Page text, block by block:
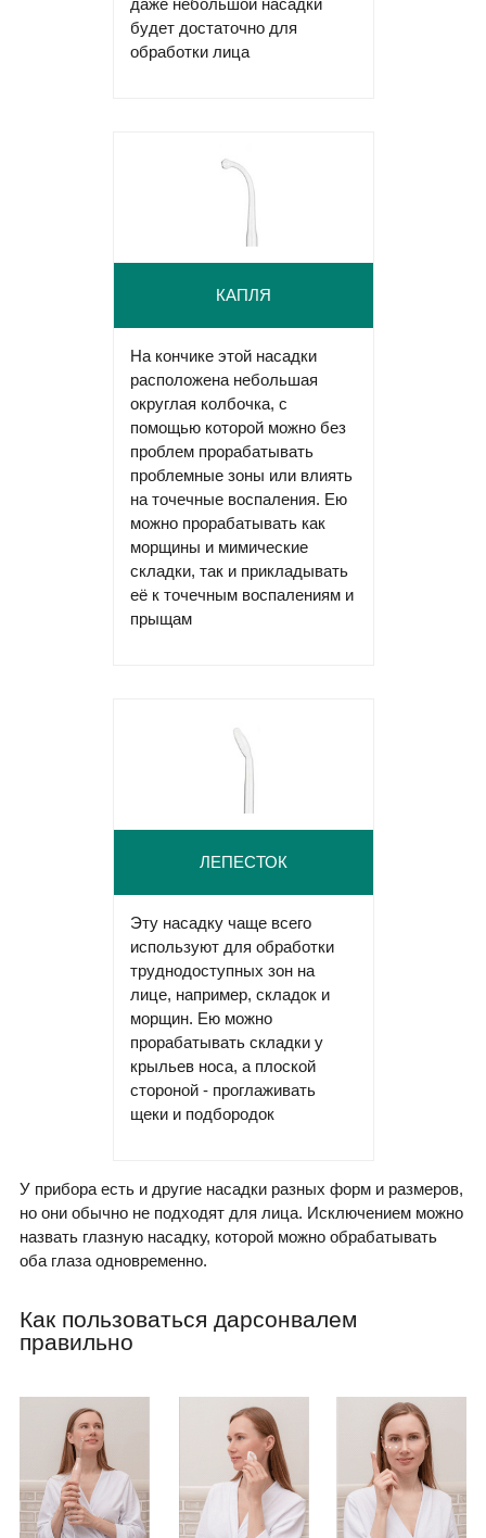
будет достаточно для
обработки лица
КАПЛЯ
На кончике этой насадки
расположена небольшая
округлая колбочка, с
помощью которой можно без
проблем прорабатывать
проблемные зоны или влиять
на точечные воспаления. Ею
можно прорабатывать как
морщины и мимические
складки, так и прикладывать
её к точечным воспалениям и
прыщам
ЛЕПЕСТОК
Эту насадку чаще всего
используют для обработки
труднодоступных зон на
лице, например, складок и
морщин. Ею можно
прорабатывать складки у
крыльев носа, а плоской
стороной - проглаживать
щеки и подбородок
У прибора есть и другие насадки разных форм и размеров,
но они обычно не подходят для лица. Исключением можно
назвать глазную насадку, которой можно обрабатывать
оба глаза одновременно.
Как пользоваться дарсонвалем
правильно